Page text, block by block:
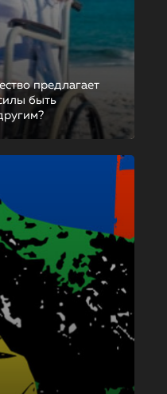
предлагает
быть